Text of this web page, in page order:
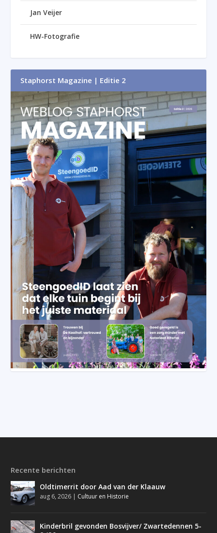
Jan Veijer
HW-Fotografie
Staphorst Magazine | Editie 2
Recente berichten
Oldtimerrit door Aad van der Klaauw
aug 6, 2026 | Cultuur en Historie
Kinderbril gevonden Bosvijver/ Zwartedennen 5-